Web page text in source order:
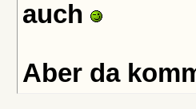
auch
Aber da